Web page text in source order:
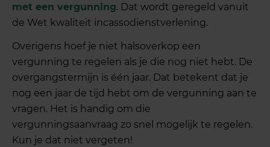
met een vergunning. Dat wordt geregeld vanuit
de Wet kwaliteit incassodienstverlening.
Overigens hoef je niet halsoverkop een
vergunning te regelen als je die nog niet hebt. De
overgangstermijn is één jaar. Dat betekent dat je
nog een jaar de tijd hebt om de vergunning aan te
vragen. Het is handig om die
vergunningsaanvraag zo snel mogelijk te regelen.
Kun je dat niet vergeten!